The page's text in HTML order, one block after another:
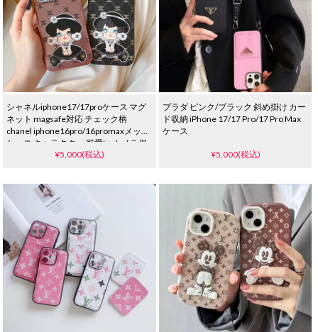
シャネルiphone17/17proケース マグ
ネット magsafe対応 チェック柄
chanel iphone16pro/16promaxメッキ
ケース キャラクター 可愛い カメラ保
護 ハイ ブランド アイフォーン15/14
¥5,000(税込)
プラダ ピンク/ブラック 斜め掛け カー
ド収納 iPhone 17/17 Pro/17 Pro Max
ケース
¥5,000(税込)